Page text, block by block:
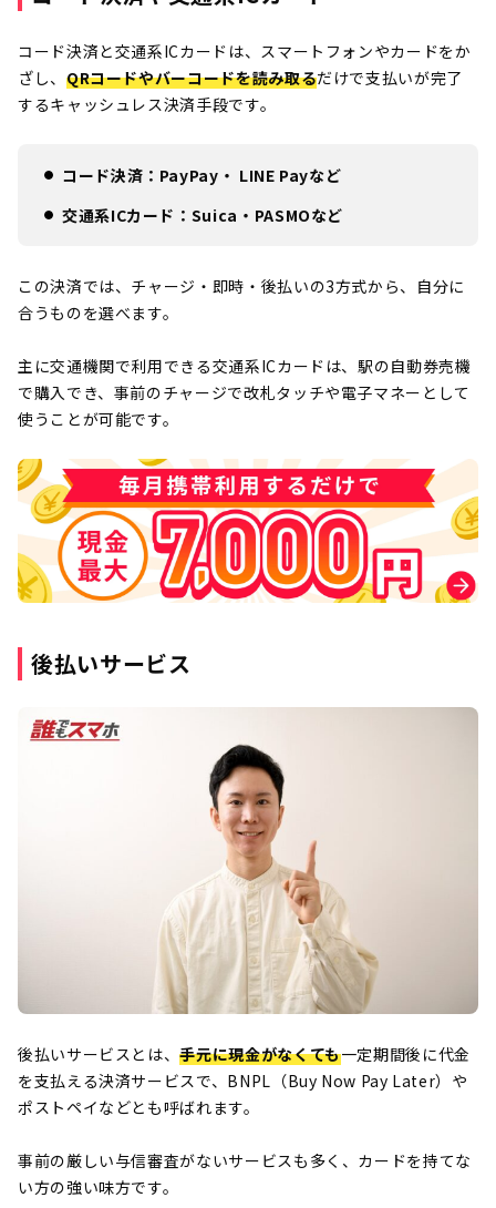
コード決済と交通系ICカードは、スマートフォンやカードをか
ざし、 QRコードやバーコードを読み取るだけで支払いが完了
するキャッシュレス決済手段です。
コード決済：PayPay・ LINE Payなど
交通系ICカード：Suica・PASMOなど
この決済では、チャージ・即時・後払いの3方式から、自分に
合うものを選べます。
主に交通機関で利用できる交通系ICカードは、駅の自動券売機
で購入でき、事前のチャージで改札タッチや電子マネーとして
使うことが可能です。
後払いサービス
後払いサービスとは、手元に現金がなくても一定期間後に代金
を支払える決済サービスで、BNPL（Buy Now Pay Later）や
ポストペイなどとも呼ばれます。
事前の厳しい与信審査がないサービスも多く、カードを持てな
い方の強い味方です。